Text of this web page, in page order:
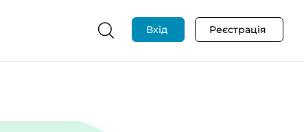
Вхід Реєстрація